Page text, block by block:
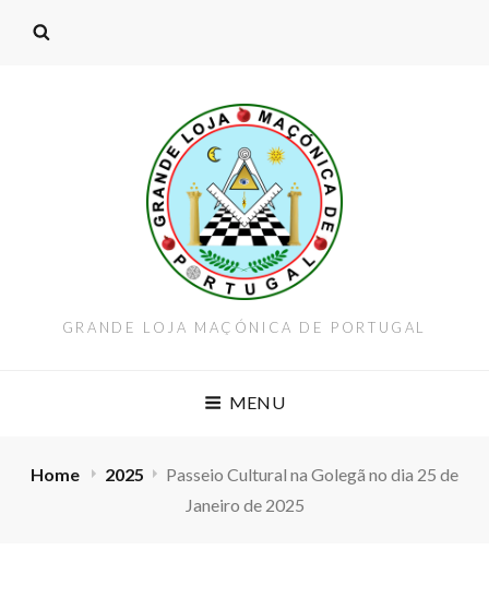
GRANDE LOJA MAÇÓNICA DE PORTUGAL
MENU
Home 2025
Passeio Cultural na Golegã no dia 25 de
Janeiro de 2025